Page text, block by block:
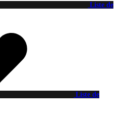
Liste de
Liste de